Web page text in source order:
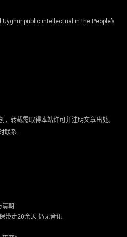
public intellectual in the People’s
转载需取得本站许可并注明文章出处。
联系.
朝
带走20余天 仍无音讯